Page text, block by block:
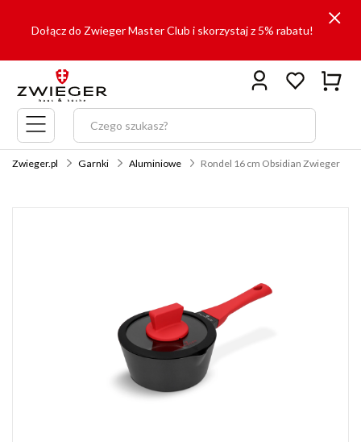
Dołącz do Zwieger Master Club i skorzystaj z 5% rabatu!
Menu
główne
Zwieger.pl Garnki Aluminiowe Rondel 16 cm Obsidian Zwieger